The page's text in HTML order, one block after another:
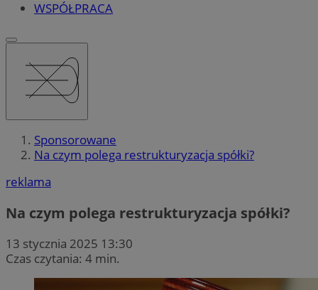
WSPÓŁPRACA
Sponsorowane
Na czym polega restrukturyzacja spółki?
reklama
Na czym polega restrukturyzacja spółki?
13 stycznia 2025 13:30
Czas czytania: 4 min.